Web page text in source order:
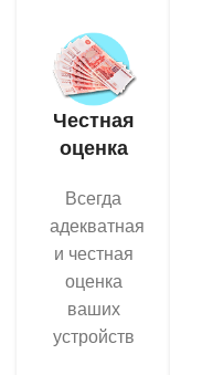
Честная
оценка
Всегда
адекватная
и честная
оценка
ваших
устройств